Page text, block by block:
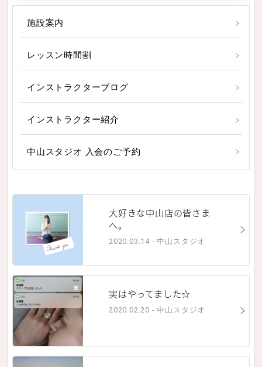
施設案内
レッスン時間割
インストラクターブログ
インストラクター紹介
中山スタジオ 入会のご予約
大好きな中山店の皆さま
へ。
2020.03.14 - 中山スタジオ
実はやってました☆
2020.02.20 - 中山スタジオ